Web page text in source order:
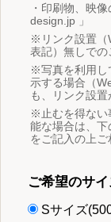
・印刷物、映
design.jp 」
※リンク設置（
表記）無しでの
※写真を利用し
示する場合（
も、リンク設置
※止むを得ない
能な場合は、
をご記入の上ご
ご希望のサ
Sサイズ